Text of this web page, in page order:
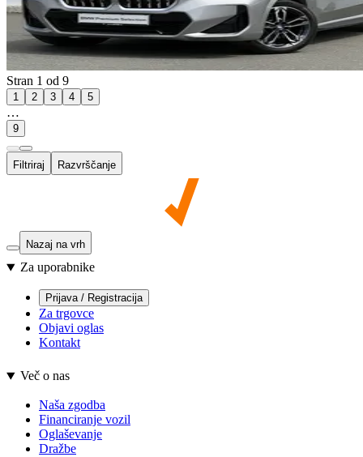
Stran 1 od 9
1 2 3 4 5
…
9
Filtriraj Razvrščanje
Nazaj na vrh
Za uporabnike
Prijava / Registracija
Za trgovce
Objavi oglas
Kontakt
Več o nas
Naša zgodba
Financiranje vozil
Oglaševanje
Dražbe